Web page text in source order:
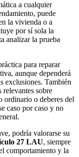
a cualquier
puede
la vivienda o a
por sí sola la
analizar la prueba
para reparar
aunque dependerá
exclusiones. También
sobre
ordinario o deberes del
caso por caso y no
podría valorarse su
27 LAU, siempre
comportamiento y la